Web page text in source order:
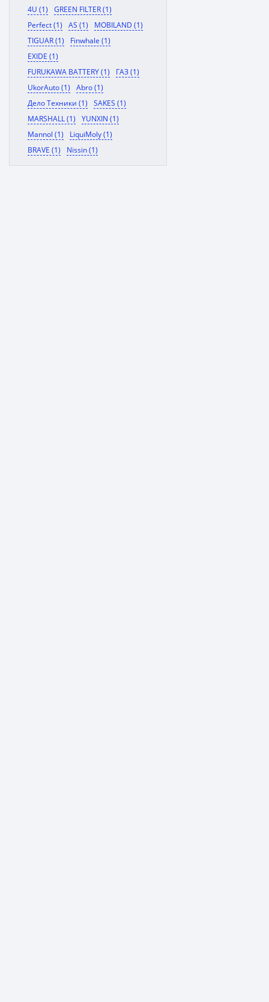
4U (1)
GREEN FILTER (1)
Perfect (1)
AS (1)
MOBILAND (1)
TIGUAR (1)
Finwhale (1)
EXIDE (1)
FURUKAWA BATTERY (1)
ГАЗ (1)
UkorAuto (1)
Abro (1)
Дело Техники (1)
SAKES (1)
MARSHALL (1)
YUNXIN (1)
Mannol (1)
LiquiMoly (1)
BRAVE (1)
Nissin (1)